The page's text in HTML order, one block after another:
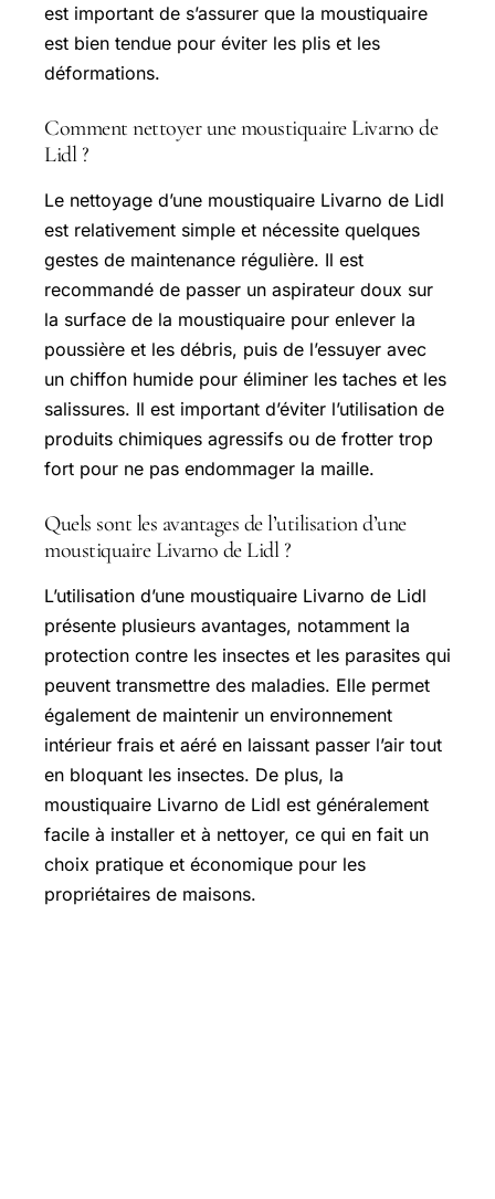
est important de s’assurer que la moustiquaire
est bien tendue pour éviter les plis et les
déformations.
Comment nettoyer une moustiquaire Livarno de
Lidl ?
Le nettoyage d’une moustiquaire Livarno de Lidl
est relativement simple et nécessite quelques
gestes de maintenance régulière. Il est
recommandé de passer un aspirateur doux sur
la surface de la moustiquaire pour enlever la
poussière et les débris, puis de l’essuyer avec
un chiffon humide pour éliminer les taches et les
salissures. Il est important d’éviter l’utilisation de
produits chimiques agressifs ou de frotter trop
fort pour ne pas endommager la maille.
Quels sont les avantages de l’utilisation d’une
moustiquaire Livarno de Lidl ?
L’utilisation d’une moustiquaire Livarno de Lidl
présente plusieurs avantages, notamment la
protection contre les insectes et les parasites qui
peuvent transmettre des maladies. Elle permet
également de maintenir un environnement
intérieur frais et aéré en laissant passer l’air tout
en bloquant les insectes. De plus, la
moustiquaire Livarno de Lidl est généralement
facile à installer et à nettoyer, ce qui en fait un
choix pratique et économique pour les
propriétaires de maisons.